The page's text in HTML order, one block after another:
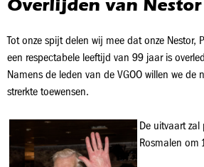
Overlijden van Nestor
Tot onze spijt delen wij mee dat onze Nestor,
een respectabele leeftijd van 99 jaar is
Namens de leden van de VGOO willen we de
strerkte toewensen.
De uitvaart
Rosmalen om